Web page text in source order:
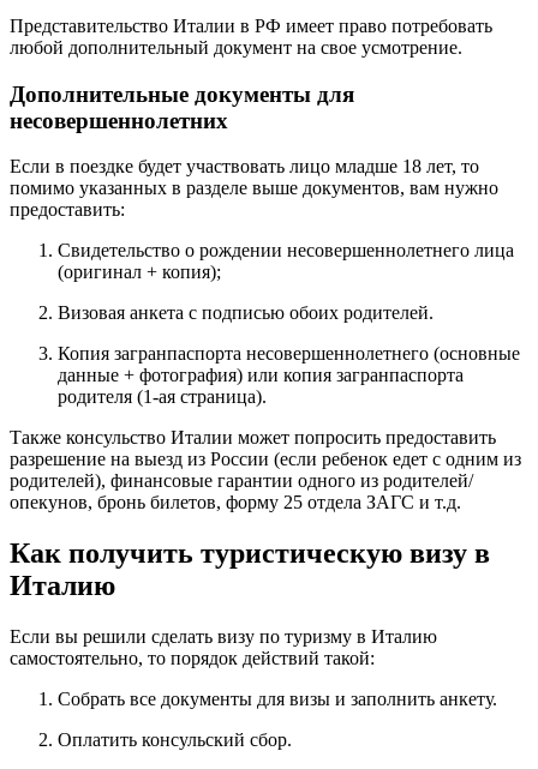
Представительство Италии в РФ имеет право потребовать
любой дополнительный документ на свое усмотрение.
Дополнительные документы для
несовершеннолетних
Если в поездке будет участвовать лицо младше 18 лет, то
помимо указанных в разделе выше документов, вам нужно
предоставить:
Свидетельство о рождении несовершеннолетнего лица
(оригинал + копия);
Визовая анкета с подписью обоих родителей.
Копия загранпаспорта несовершеннолетнего (основные
данные + фотография) или копия загранпаспорта
родителя (1-ая страница).
Также консульство Италии может попросить предоставить
разрешение на выезд из России (если ребенок едет с одним из
родителей), финансовые гарантии одного из родителей/
опекунов, бронь билетов, форму 25 отдела ЗАГС и т.д.
Как получить туристическую визу в
Италию
Если вы решили сделать визу по туризму в Италию
самостоятельно, то порядок действий такой:
Собрать все документы для визы и заполнить анкету.
Оплатить консульский сбор.